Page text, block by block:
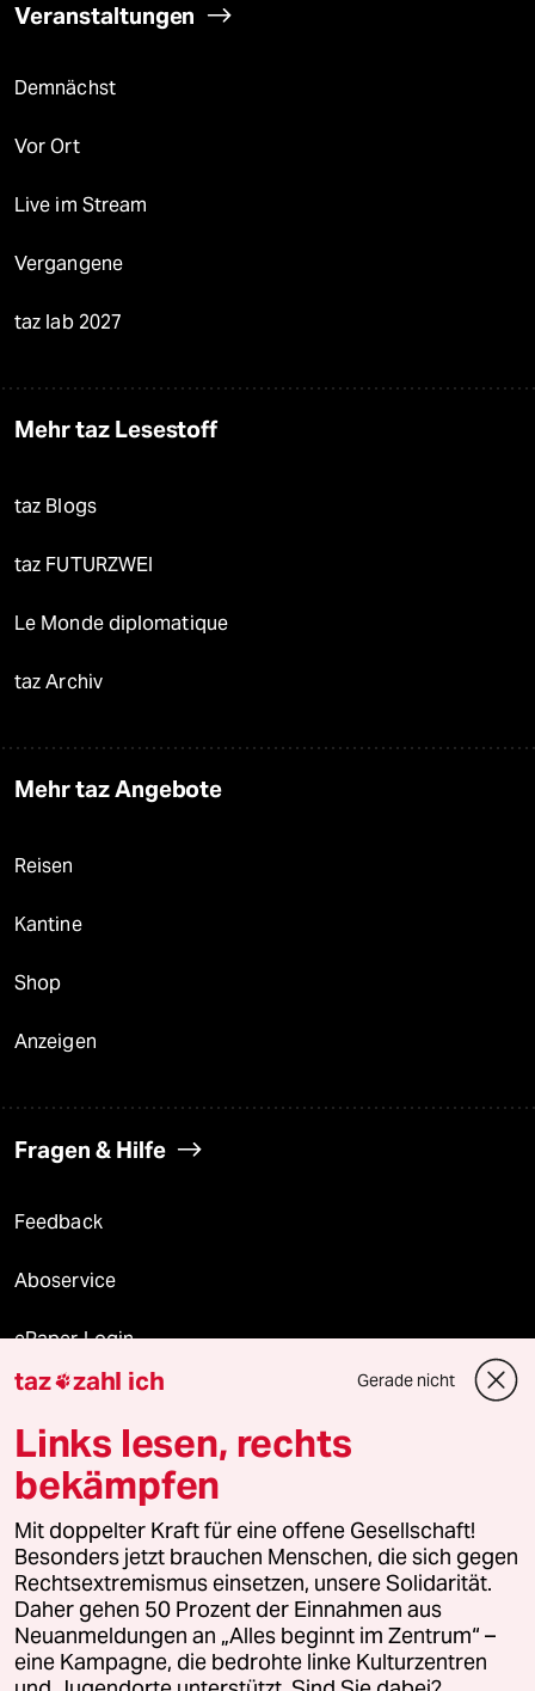
Veranstaltungen
Demnächst
Vor Ort
Live im Stream
Vergangene
taz lab 2027
Mehr taz Lesestoff
taz Blogs
taz FUTURZWEI
Le Monde diplomatique
taz Archiv
Mehr taz Angebote
Reisen
Kantine
Shop
Anzeigen
Fragen & Hilfe
Feedback
Aboservice
ePaper Login
Downloads für Abonnierende
© 2026 taz Verlags und Vertriebs GmbH
Alle Rechte vorbehalten. Bei rechtlichen Fragen oder für Genehmigungen
wenden Sie sich bitte an lizenzen@taz.de
Feedback Redaktionsstatut Kommune-Richtlinien
Leitlinie Informant Datenschutz Impressum AGB
taz zahl ich Gerade nicht
Links lesen, rechts
bekämpfen
Mit doppelter Kraft für eine offene Gesellschaft!
Besonders jetzt brauchen Menschen, die sich gegen
Rechtsextremismus einsetzen, unsere Solidarität.
Daher gehen 50 Prozent der Einnahmen aus
Neuanmeldungen an „Alles beginnt im Zentrum“ –
eine Kampagne, die bedrohte linke Kulturzentren